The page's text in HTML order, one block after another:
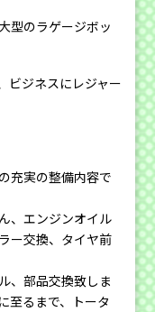
型のラゲージボッ
ビジネスにレジャー
充実の整備内容で
、エンジンオイル
ー交換、タイヤ前
、部品交換致しま
至るまで、トータ